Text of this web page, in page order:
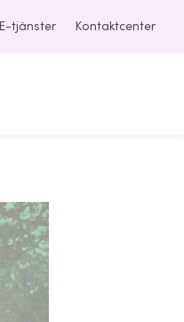
E-tjänster Kontaktcenter